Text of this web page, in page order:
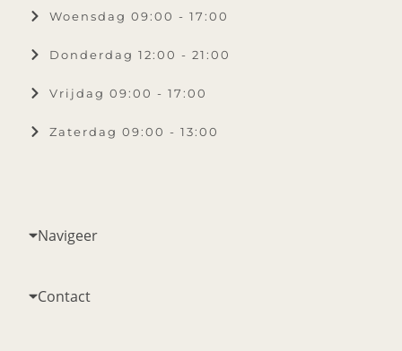
Woensdag 09:00 - 17:00
Donderdag 12:00 - 21:00
Vrijdag 09:00 - 17:00
Zaterdag 09:00 - 13:00
Navigeer
Contact